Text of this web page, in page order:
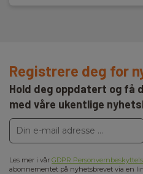
Registrere deg for
Hold deg oppdatert og få
med våre ukentlige
Les mer i vår GDPR
abonnementet på nyhetsbrevet via en